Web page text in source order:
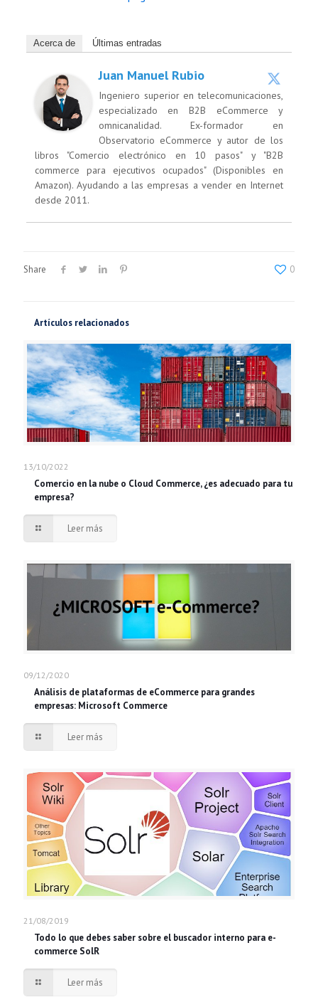
Acerca de Últimas entradas
Juan Manuel Rubio
Ingeniero superior en telecomunicaciones,
especializado en B2B eCommerce y
omnicanalidad. Ex-formador en
Observatorio eCommerce y autor de los
libros "Comercio electrónico en 10 pasos" y "B2B
commerce para ejecutivos ocupados" (Disponibles en
Amazon). Ayudando a las empresas a vender en Internet
desde 2011.
Share 0
Artículos relacionados
13/10/2022
Comercio en la nube o Cloud Commerce, ¿es adecuado para tu
empresa?
Leer más
09/12/2020
Análisis de plataformas de eCommerce para grandes
empresas: Microsoft Commerce
Leer más
21/08/2019
Todo lo que debes saber sobre el buscador interno para e-
commerce SolR
Leer más